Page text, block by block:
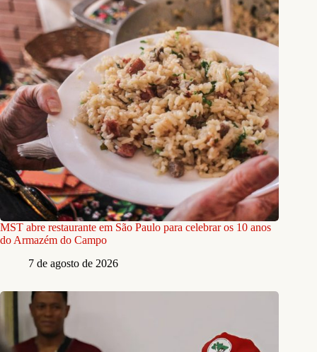
MST abre restaurante em São Paulo para celebrar os 10 anos
do Armazém do Campo
7 de agosto de 2026